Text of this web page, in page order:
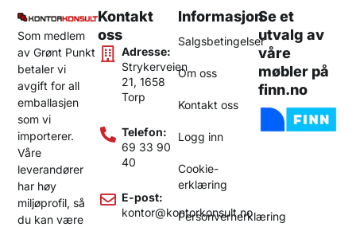
Som medlem
av Grønt Punkt
betaler vi
avgift for all
emballasjen
som vi
importerer.
Våre
leverandører
har høy
miljøprofil, så
du kan være
Kontakt
oss
Adresse:
Strykerveien
21, 1658
Torp
Telefon:
69 33 90
40
E-post:
kontor@kontorkonsult.no
Informasjon
Salgsbetingelser
Om oss
Kontakt oss
Logg inn
Cookie-
erklæring
Personvernerklæring
Se et
utvalg av
våre
møbler på
finn.no